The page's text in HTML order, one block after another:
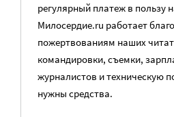
регулярный платеж в пользу
Милосердие.ru работает
пожертвованиям наших
командировки, съемки,
журналистов и техническую
нужны средства.